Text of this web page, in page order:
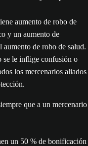
aumento de robo de
y un aumento de
de robo de salud.
se le inflige confusión o
los mercenarios aliados
que a un mercenario
un 50 % de bonificación